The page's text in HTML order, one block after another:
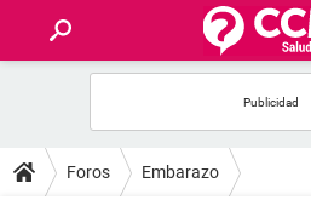
FOROS
Foros Embarazo